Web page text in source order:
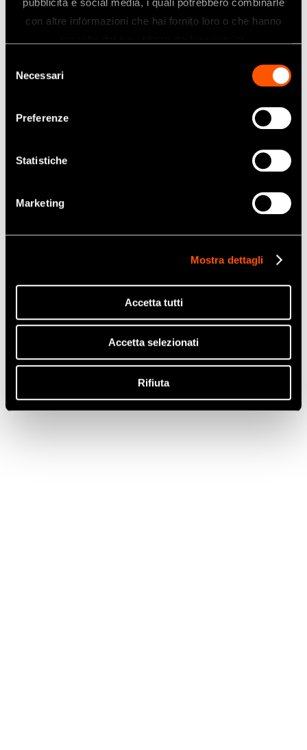
pubblicità e social media, i quali potrebbero combinarle
con altre informazioni che hai fornito loro o che hanno
Necessari
Preferenze
Statistiche
Marketing
Mostra dettagli
Accetta tutti
Accetta selezionati
Rifiuta